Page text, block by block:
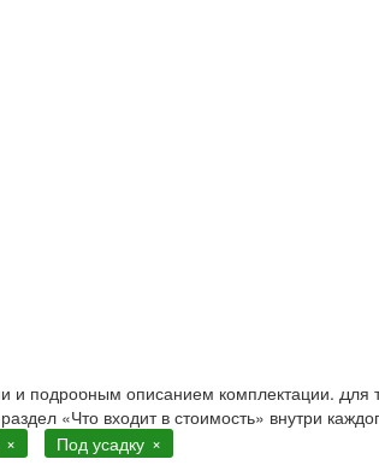
и подробным описанием комплектации. Для
«Что входит в стоимость» внутри
Под усадку